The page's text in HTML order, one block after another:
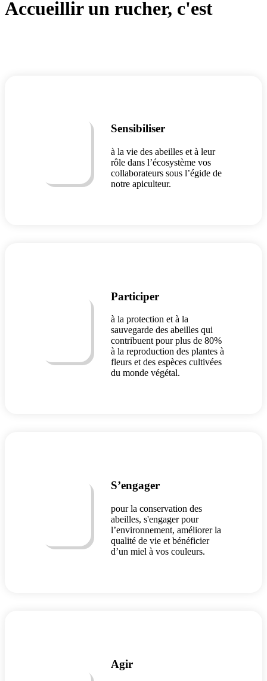
Accueillir un rucher, c'est
Sensibiliser
à la vie des abeilles et à leur
rôle dans l’écosystème vos
collaborateurs sous l’égide de
notre apiculteur.
Participer
à la protection et à la
sauvegarde des abeilles qui
contribuent pour plus de 80%
à la reproduction des plantes à
fleurs et des espèces cultivées
du monde végétal.
S’engager
pour la conservation des
abeilles, s'engager pour
l’environnement, améliorer la
qualité de vie et bénéficier
d’un miel à vos couleurs.
Agir